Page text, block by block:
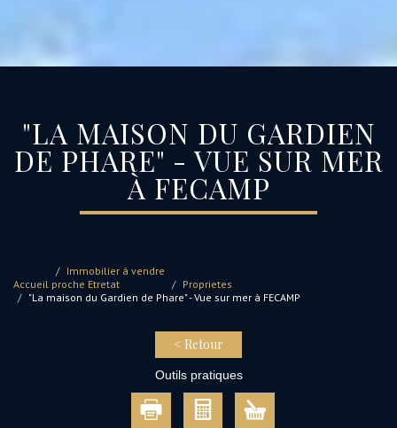
"LA MAISON DU GARDIEN
DE PHARE" - VUE SUR MER
À FECAMP
Accueil
Immobilier à vendre
proche Etretat
Proprietes
"La maison du Gardien de Phare" - Vue sur mer à FECAMP
< Retour
Outils pratiques